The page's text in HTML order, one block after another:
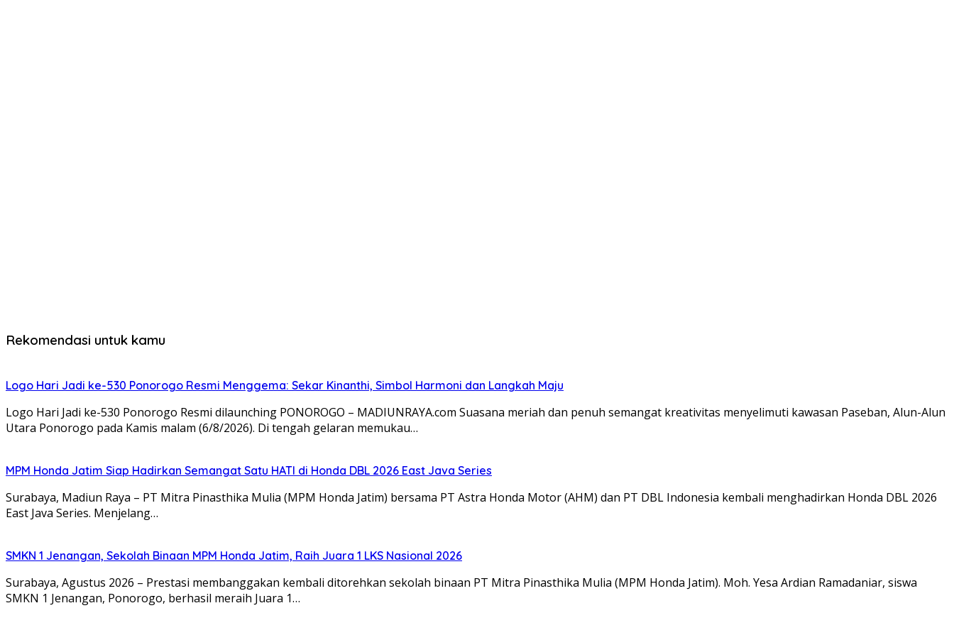
Rekomendasi untuk kamu
Logo Hari Jadi ke-530 Ponorogo Resmi Menggema: Sekar Kinanthi, Simbol Harmoni dan Langkah Maju
Logo Hari Jadi ke-530 Ponorogo Resmi dilaunching PONOROGO – MADIUNRAYA.com Suasana meriah dan penuh semangat kreativitas menyelimuti kawasan Paseban, Alun-Alun
Utara Ponorogo pada Kamis malam (6/8/2026). Di tengah gelaran memukau…
MPM Honda Jatim Siap Hadirkan Semangat Satu HATI di Honda DBL 2026 East Java Series
Surabaya, Madiun Raya – PT Mitra Pinasthika Mulia (MPM Honda Jatim) bersama PT Astra Honda Motor (AHM) dan PT DBL Indonesia kembali menghadirkan Honda DBL 2026
East Java Series. Menjelang…
SMKN 1 Jenangan, Sekolah Binaan MPM Honda Jatim, Raih Juara 1 LKS Nasional 2026
Surabaya, Agustus 2026 – Prestasi membanggakan kembali ditorehkan sekolah binaan PT Mitra Pinasthika Mulia (MPM Honda Jatim). Moh. Yesa Ardian Ramadaniar, siswa
SMKN 1 Jenangan, Ponorogo, berhasil meraih Juara 1…